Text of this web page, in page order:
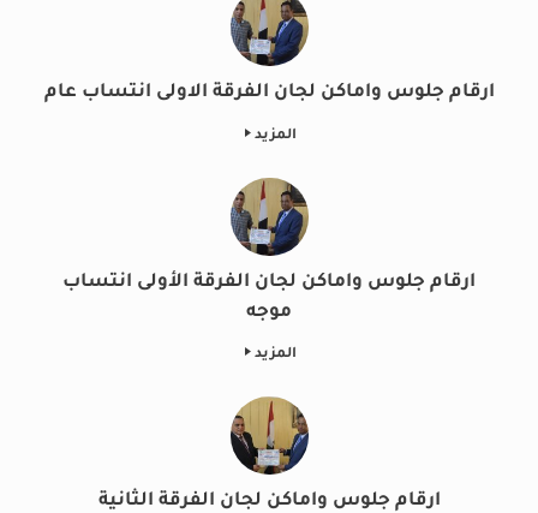
ارقام جلوس واماكن لجان الفرقة الاولى انتساب عام
المزيد
ارقام جلوس واماكن لجان الفرقة الأولى انتساب
موجه
المزيد
ارقام جلوس واماكن لجان الفرقة الثانية